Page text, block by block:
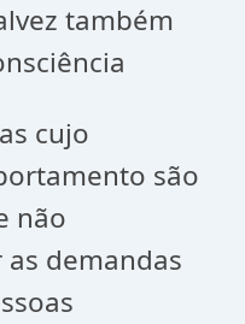
também
cujo
são
não
demandas